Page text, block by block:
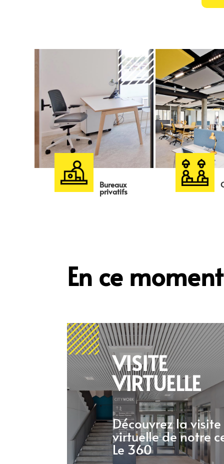
Bureaux
privatifs
En ce moment
VISITE
VIRTUELLE
Découvrez la visite
virtuelle de notre
Le 360